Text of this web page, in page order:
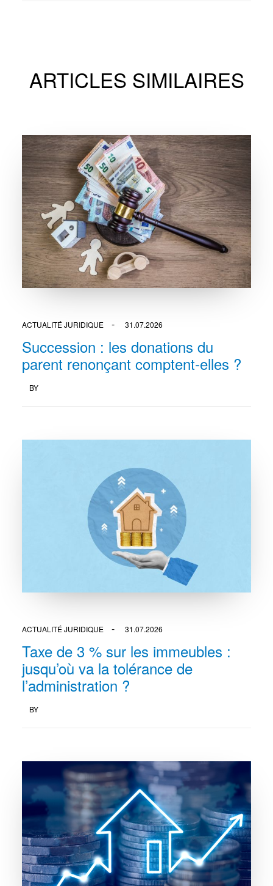
ARTICLES SIMILAIRES
ACTUALITÉ JURIDIQUE 31.07.2026
Succession : les donations du
parent renonçant comptent-elles ?
BY
ACTUALITÉ JURIDIQUE 31.07.2026
Taxe de 3 % sur les immeubles :
jusqu’où va la tolérance de
l’administration ?
BY